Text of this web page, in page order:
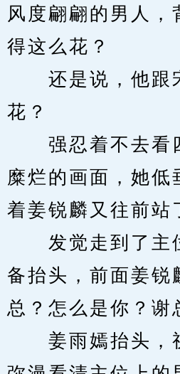
风度翩翩的男人，
得这么花？
还是说，他跟
花？
强忍着不去看
糜烂的画面，她低
着姜锐麟又往前站
发觉走到了主
备抬头，前面姜锐
总？怎么是你？谢
姜雨嫣抬头，